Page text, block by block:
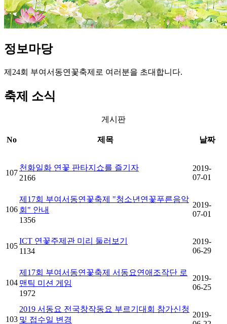
정보마당
제24회 부여서동연꽃축제로 여러분을 초대합니다.
축제 소식
게시판
No 제목 날짜
107
천화일화 연꽃 판타지쇼를 즐기자
2166
2019-
07-01
106
제17회 부여서동연꽃축제 "청소년연꽃푸른음악
회" 안내
1356
2019-
07-01
105
ICT 연꽃주제관 미리 둘러보기
1134
2019-
06-29
104
제17회 부여서동연꽃축제 서동요연애조작단 로
맨틱 미션 게임
1972
2019-
06-25
103
2019 서동요 전국창작동요 부르기대회 참가신청
및 접수일 변경
2019-